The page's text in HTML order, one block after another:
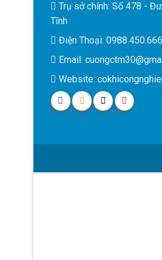
Trụ sở chính: Số 478 -
Tĩnh
Điện Thoại:
Email:
Website: